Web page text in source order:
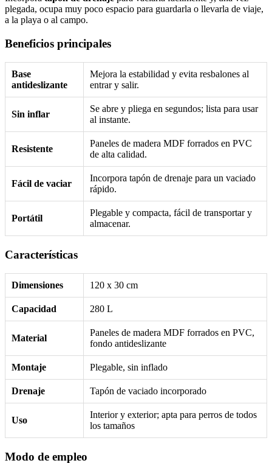
plegada, ocupa muy poco espacio para guardarla o llevarla de viaje,
a la playa o al campo.
Beneficios principales
Base
antideslizante
Mejora la estabilidad y evita resbalones al
entrar y salir.
Sin inflar
Se abre y pliega en segundos; lista para usar
al instante.
Resistente
Paneles de madera MDF forrados en PVC
de alta calidad.
Fácil de vaciar
Incorpora tapón de drenaje para un vaciado
rápido.
Portátil
Plegable y compacta, fácil de transportar y
almacenar.
Características
Dimensiones 120 x 30 cm
Capacidad 280 L
Material
Paneles de madera MDF forrados en PVC,
fondo antideslizante
Montaje Plegable, sin inflado
Drenaje Tapón de vaciado incorporado
Uso
Interior y exterior; apta para perros de todos
los tamaños
Modo de empleo